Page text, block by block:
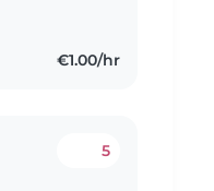
€1.00/hr
5